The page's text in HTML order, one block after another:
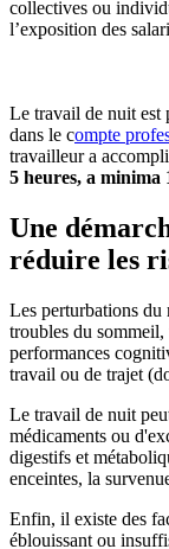
collectives ou
l’exposition des
Le travail de nuit est
dans le compte
travailleur a accompli
5 heures, a minima
Une
réduire les
Les perturbations
troubles du sommeil,
performances
travail ou de trajet
Le travail de nuit
médicaments ou
digestifs et
enceintes, la
Enfin, il existe des
éblouissant ou